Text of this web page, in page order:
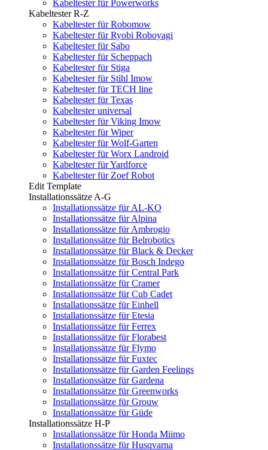
Kabeltester für Powerworks
Kabeltester R-Z
Kabeltester für Robomow
Kabeltester für Ryobi Roboyagi
Kabeltester für Sabo
Kabeltester für Scheppach
Kabeltester für Stiga
Kabeltester für Stihl Imow
Kabeltester für TECH line
Kabeltester für Texas
Kabeltester universal
Kabeltester für Viking Imow
Kabeltester für Wiper
Kabeltester für Wolf-Garten
Kabeltester für Worx Landroid
Kabeltester für Yardforce
Kabeltester für Zoef Robot
Edit Template
Installationssätze A-G
Installationssätze für AL-KO
Installationssätze für Alpina
Installationssätze für Ambrogio
Installationssätze für Belrobotics
Installationssätze für Black & Decker
Installationssätze für Bosch Indego
Installationssätze für Central Park
Installationssätze für Cramer
Installationssätze für Cub Cadet
Installationssätze für Einhell
Installationssätze für Etesia
Installationssätze für Ferrex
Installationssätze für Florabest
Installationssätze für Flymo
Installationssätze für Fuxtec
Installationssätze für Garden Feelings
Installationssätze für Gardena
Installationssätze für Greenworks
Installationssätze für Grouw
Installationssätze für Güde
Installationssätze H-P
Installationssätze für Honda Miimo
Installationssätze für Husqvarna